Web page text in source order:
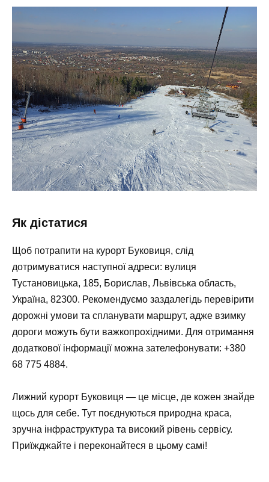
Як дістатися
Щоб потрапити на курорт Буковиця, слід
дотримуватися наступної адреси: вулиця
Тустановицька, 185, Борислав, Львівська область,
Україна, 82300. Рекомендуємо заздалегідь перевірити
дорожні умови та спланувати маршрут, адже взимку
дороги можуть бути важкопрохідними. Для отримання
додаткової інформації можна зателефонувати: +380
68 775 4884.
Лижний курорт Буковиця — це місце, де кожен знайде
щось для себе. Тут поєднуються природна краса,
зручна інфраструктура та високий рівень сервісу.
Приїжджайте і переконайтеся в цьому самі!